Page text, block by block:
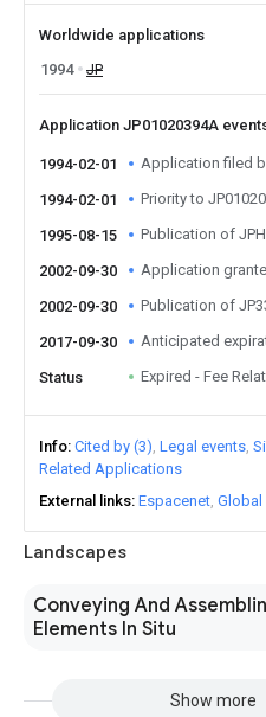
Landscapes
Conveying And
Elements In Situ
Show more
Worldwide applications
1994
JP
Application JP01020394A
1994-02-01 Application filed
1994-02-01 Priority to
1995-08-15 Publication of
2002-09-30 Application
2002-09-30 Publication of
2017-09-30 Anticipated
Status Expired - Fee
Info Cited by (3) Legal events
Related Applications
External links Espacenet Global